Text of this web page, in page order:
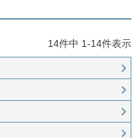
シューズ
ト
14件中 1-14件表示